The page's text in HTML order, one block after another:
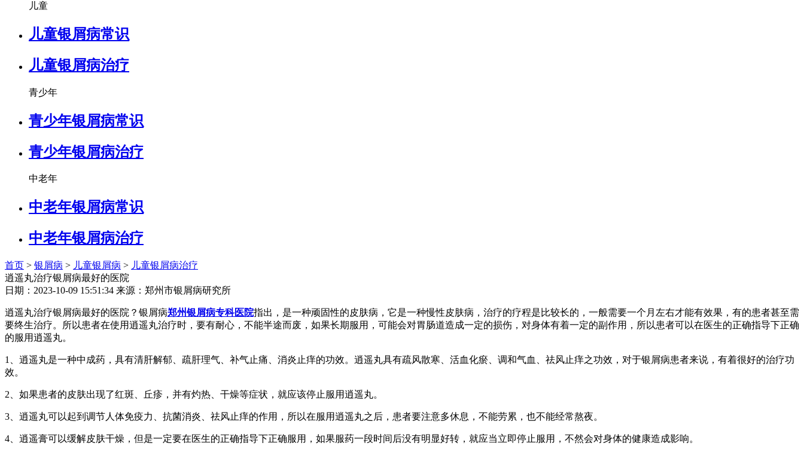
儿童
儿童银屑病常识
儿童银屑病治疗
青少年
青少年银屑病常识
青少年银屑病治疗
中老年
中老年银屑病常识
中老年银屑病治疗
首页 > 银屑病 > 儿童银屑病 > 儿童银屑病治疗
逍遥丸治疗银屑病最好的医院
日期：2023-10-09 15:51:34 来源：郑州市银屑病研究所
逍遥丸治疗银屑病最好的医院？银屑病郑州银屑病专科医院指出，是一种顽固性的皮肤病，它是一种慢性皮肤病，治疗的疗程是比较长的，一般需要一个月左右才能有效果，有的患者甚至需
要终生治疗。所以患者在使用逍遥丸治疗时，要有耐心，不能半途而废，如果长期服用，可能会对胃肠道造成一定的损伤，对身体有着一定的副作用，所以患者可以在医生的正确指导下正确
的服用逍遥丸。
1、逍遥丸是一种中成药，具有清肝解郁、疏肝理气、补气止痛、消炎止痒的功效。逍遥丸具有疏风散寒、活血化瘀、调和气血、祛风止痒之功效，对于银屑病患者来说，有着很好的治疗功
效。
2、如果患者的皮肤出现了红斑、丘疹，并有灼热、干燥等症状，就应该停止服用逍遥丸。
3、逍遥丸可以起到调节人体免疫力、抗菌消炎、祛风止痒的作用，所以在服用逍遥丸之后，患者要注意多休息，不能劳累，也不能经常熬夜。
4、逍遥膏可以缓解皮肤干燥，但是一定要在医生的正确指导下正确服用，如果服药一段时间后没有明显好转，就应当立即停止服用，不然会对身体的健康造成影响。